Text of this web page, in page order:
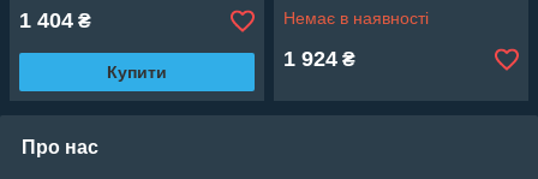
1 404 ₴
Купити
Немає в наявності
1 924 ₴
Про нас